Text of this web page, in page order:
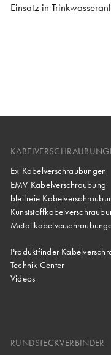
Einsatz in
Ex Kabelverschraubungen
EMV Kabelverschraubung
bleifreie
Produktfinder
Technik Center
Videos
RUNDSTECKVERBINDER